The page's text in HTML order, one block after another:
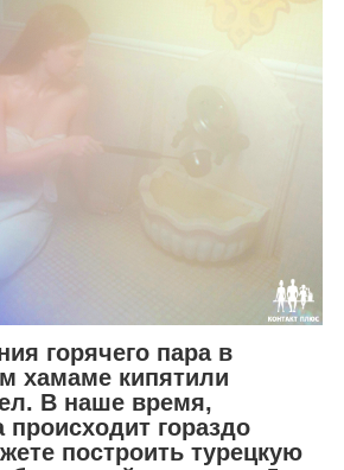
горячего пара в
хамаме кипятили
В наше время,
происходит гораздо
построить турецкую